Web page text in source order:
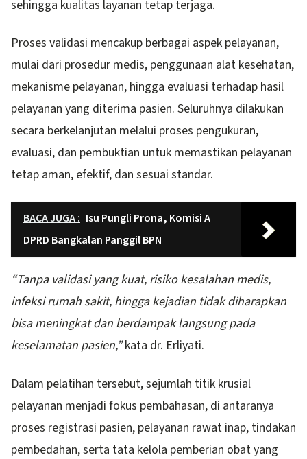
sehingga kualitas layanan tetap terjaga.
Proses validasi mencakup berbagai aspek pelayanan,
mulai dari prosedur medis, penggunaan alat kesehatan,
mekanisme pelayanan, hingga evaluasi terhadap hasil
pelayanan yang diterima pasien. Seluruhnya dilakukan
secara berkelanjutan melalui proses pengukuran,
evaluasi, dan pembuktian untuk memastikan pelayanan
tetap aman, efektif, dan sesuai standar.
BACA JUGA : Isu Pungli Prona, Komisi A
DPRD Bangkalan Panggil BPN
“Tanpa validasi yang kuat, risiko kesalahan medis,
infeksi rumah sakit, hingga kejadian tidak diharapkan
bisa meningkat dan berdampak langsung pada
keselamatan pasien,”kata dr. Erliyati.
Dalam pelatihan tersebut, sejumlah titik krusial
pelayanan menjadi fokus pembahasan, di antaranya
proses registrasi pasien, pelayanan rawat inap, tindakan
pembedahan, serta tata kelola pemberian obat yang